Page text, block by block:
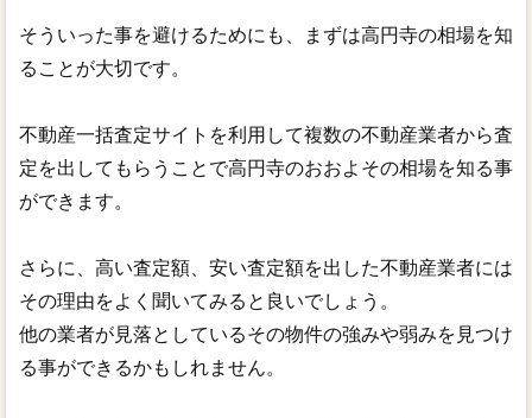
そういった事を避けるためにも、まずは高円寺の相場を知
ることが大切です。
不動産一括査定サイトを利用して複数の不動産業者から査
定を出してもらうことで高円寺のおおよその相場を知る事
ができます。
さらに、高い査定額、安い査定額を出した不動産業者には
その理由をよく聞いてみると良いでしょう。
他の業者が見落としているその物件の強みや弱みを見つけ
る事ができるかもしれません。